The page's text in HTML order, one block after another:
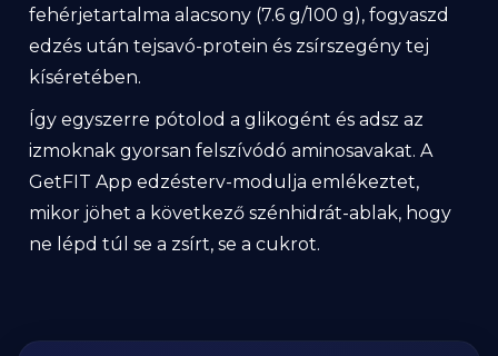
fehérjetartalma alacsony (7.6 g/100 g), fogyaszd
edzés után tejsavó-protein és zsírszegény tej
kíséretében.
Így egyszerre pótolod a glikogént és adsz az
izmoknak gyorsan felszívódó aminosavakat. A
GetFIT App edzésterv-modulja emlékeztet,
mikor jöhet a következő szénhidrát-ablak, hogy
ne lépd túl se a zsírt, se a cukrot.